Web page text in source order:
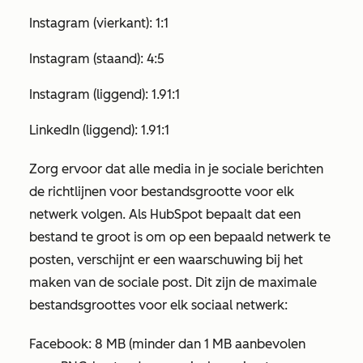
Instagram (vierkant): 1:1
Instagram (staand): 4:5
Instagram (liggend): 1.91:1
LinkedIn (liggend): 1.91:1
Zorg ervoor dat alle media in je sociale berichten
de richtlijnen voor bestandsgrootte voor elk
netwerk volgen. Als HubSpot bepaalt dat een
bestand te groot is om op een bepaald netwerk te
posten, verschijnt er een waarschuwing bij het
maken van de sociale post. Dit zijn de maximale
bestandsgroottes voor elk sociaal netwerk:
Facebook: 8 MB (minder dan 1 MB aanbevolen